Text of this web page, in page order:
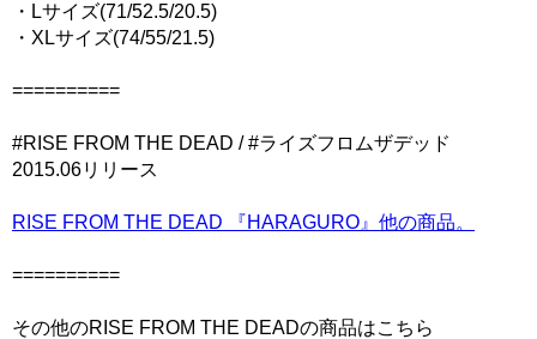
・Lサイズ(71/52.5/20.5)
・XLサイズ(74/55/21.5)
==========
#RISE FROM THE DEAD / #ライズフロムザデッド
2015.06リリース
RISE FROM THE DEAD 『HARAGURO』他の商品。
==========
その他のRISE FROM THE DEADの商品はこちら